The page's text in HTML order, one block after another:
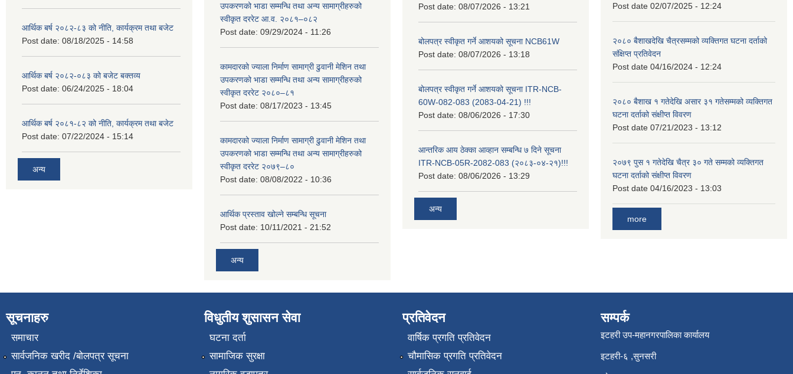
आर्थिक बर्ष २०८२-८३ को नीति, कार्यक्रम तथा बजेट
Post date: 08/18/2025 - 14:58
आर्थिक बर्ष २०८२-०८३ को बजेट बक्तव्य
Post date: 06/24/2025 - 18:04
आर्थिक बर्ष २०८१-८२ को नीति, कार्यक्रम तथा बजेट
Post date: 07/22/2024 - 15:14
अन्य
उपकरणको भाडा सम्मन्धि तथा अन्य सामाग्रीहरुको
स्वीकृत दररेट आ.व. २०८१–०८२
Post date: 09/29/2024 - 11:26
कामदारको ज्याला निर्माण सामाग्री ढुवानी मेशिन तथा
उपकरणको भाडा सम्मन्धि तथा अन्य सामाग्रीहरुको
स्वीकृत दररेट २०८०–८१
Post date: 08/17/2023 - 13:45
कामदारको ज्याला निर्माण सामाग्री ढुवानी मेशिन तथा
उपकरणको भाडा सम्मन्धि तथा अन्य सामाग्रीहरुको
स्वीकृत दररेट २०७९–८०
Post date: 08/08/2022 - 10:36
आर्थिक प्रस्ताव खोल्ने सम्बन्धि सूचना
Post date: 10/11/2021 - 21:52
अन्य
Post date: 08/07/2026 - 13:21
बोलपत्र स्वीकृत गर्ने आशयको सूचना NCB61W
Post date: 08/07/2026 - 13:18
बोलपत्र स्वीकृत गर्ने आशयको सूचना ITR-NCB-
60W-082-083 (2083-04-21) !!!
Post date: 08/06/2026 - 17:30
आन्तरिक आय ठेक्का आव्हान सम्बन्धि ७ दिने सूचना
ITR-NCB-05R-2082-083 (२०८३-०४-२१)!!!
Post date: 08/06/2026 - 13:29
अन्य
Post date 02/07/2025 - 12:24
२०८० बैशाखदेखि चैत्रसम्मको व्यक्तिगत घटना दर्ताको
संक्षिप्त प्रतिवेदन
Post date 04/16/2024 - 12:24
२०८० बैशाख १ गतेदेखि असार ३१ गतेसम्मको व्यक्तिगत
घटना दर्ताको संक्षीप्त विवरण
Post date 07/21/2023 - 13:12
२०७९ पुस १ गतेदेखि चैत्र ३० गते सम्मको व्यक्तिगत
घटना दर्ताको संक्षीप्त विवरण
Post date 04/16/2023 - 13:03
more
सूचनाहरु
समाचार
सार्वजनिक खरीद /बोलपत्र सूचना
विधुतीय शुसासन सेवा
घटना दर्ता
सामाजिक सुरक्षा
प्रतिवेदन
वार्षिक प्रगति प्रतिवेदन
चौमासिक प्रगति प्रतिवेदन
सम्पर्क
इटहरी उप-महानगरपालिका कार्यालय
इटहरी-६ ,सुनसरी